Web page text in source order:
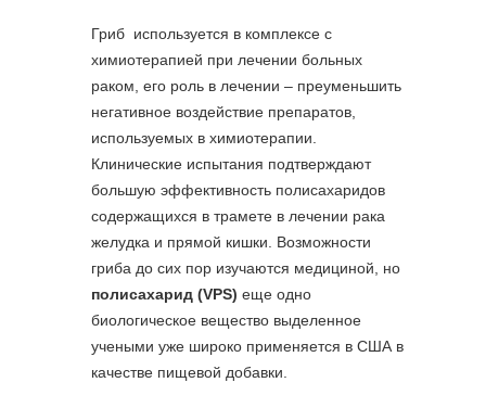
Гриб используется в комплексе с
химиотерапией при лечении больных
раком, его роль в лечении – преуменьшить
негативное воздействие препаратов,
используемых в химиотерапии.
Клинические испытания подтверждают
большую эффективность полисахаридов
содержащихся в трамете в лечении рака
желудка и прямой кишки. Возможности
гриба до сих пор изучаются медициной, но
полисахарид (VPS) еще одно
биологическое вещество выделенное
учеными уже широко применяется в США в
качестве пищевой добавки.